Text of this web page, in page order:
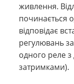
живлення.
починається
відповідає
регулювань
одного реле
затримками).